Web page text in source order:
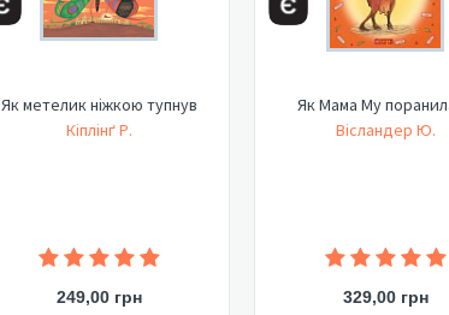
Як метелик ніжкою тупнув
Кіплінґ Р.
249,00 грн
Як Мама Му
Вісландер Ю.
329,00 грн